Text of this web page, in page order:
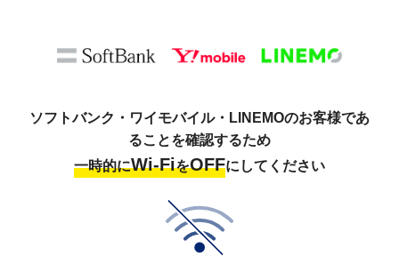
ソフトバンク・ワイモバイル・LINEMOのお客様であ
ることを確認するため
一時的にWi-FiをOFFにしてください